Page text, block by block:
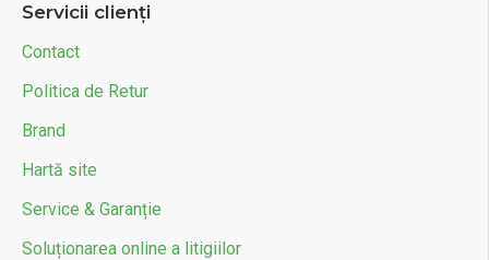
Servicii clienți
Contact
Politica de Retur
Brand
Hartă site
Service & Garanție
Soluționarea online a litigiilor